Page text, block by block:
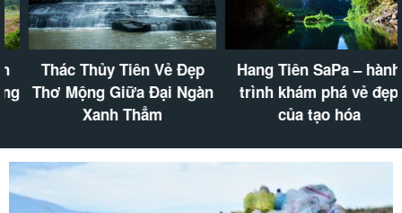
Thác Thủy Tiên Vẻ Đẹp
Thơ Mộng Giữa Đại Ngàn
Xanh Thẳm
Hang Tiên SaPa – hành
trình khám phá vẻ đẹp
của tạo hóa